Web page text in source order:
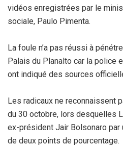
vidéos enregistrées par le
sociale, Paulo Pimenta.
La foule n’a pas réussi à
Palais du Planalto car la police
ont indiqué des sources
Les radicaux ne reconnaissent
du 30 octobre, lors desquelles
ex-président Jair Bolsonaro
de deux points de pourcentage.